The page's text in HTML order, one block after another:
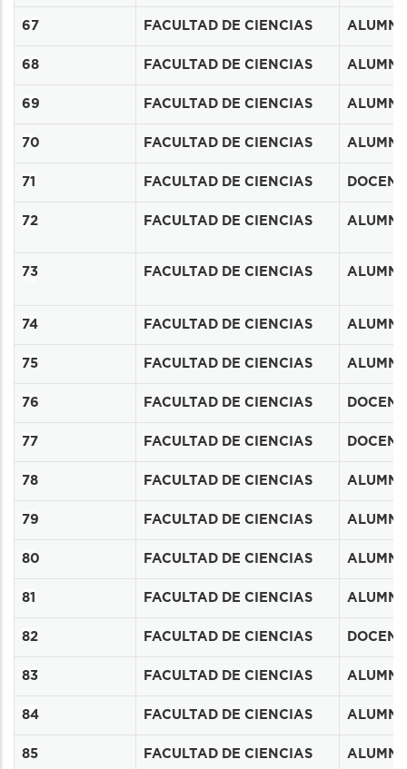
68
67 FACULTAD DE CIENCIAS
69
68 FACULTAD DE CIENCIAS
70
69 FACULTAD DE CIENCIAS
71
70 FACULTAD DE CIENCIAS
72
71 FACULTAD DE CIENCIAS
73
72 FACULTAD DE CIENCIAS
74
73 FACULTAD DE CIENCIAS
75
74 FACULTAD DE CIENCIAS
76
75 FACULTAD DE CIENCIAS
77
76 FACULTAD DE CIENCIAS
78
77 FACULTAD DE CIENCIAS
79
78 FACULTAD DE CIENCIAS
80
79 FACULTAD DE CIENCIAS
81
80 FACULTAD DE CIENCIAS
82
81 FACULTAD DE CIENCIAS
83
82 FACULTAD DE CIENCIAS
84
83 FACULTAD DE CIENCIAS
85
84 FACULTAD DE CIENCIAS
86
85 FACULTAD DE CIENCIAS